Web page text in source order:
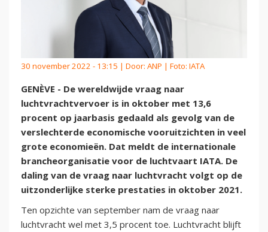
30 november 2022 - 13:15 | Door: ANP | Foto: IATA
GENÈVE - De wereldwijde vraag naar
luchtvrachtvervoer is in oktober met 13,6
procent op jaarbasis gedaald als gevolg van de
verslechterde economische vooruitzichten in veel
grote economieën. Dat meldt de internationale
brancheorganisatie voor de luchtvaart IATA. De
daling van de vraag naar luchtvracht volgt op de
uitzonderlijke sterke prestaties in oktober 2021.
Ten opzichte van september nam de vraag naar
luchtvracht wel met 3,5 procent toe. Luchtvracht blijft